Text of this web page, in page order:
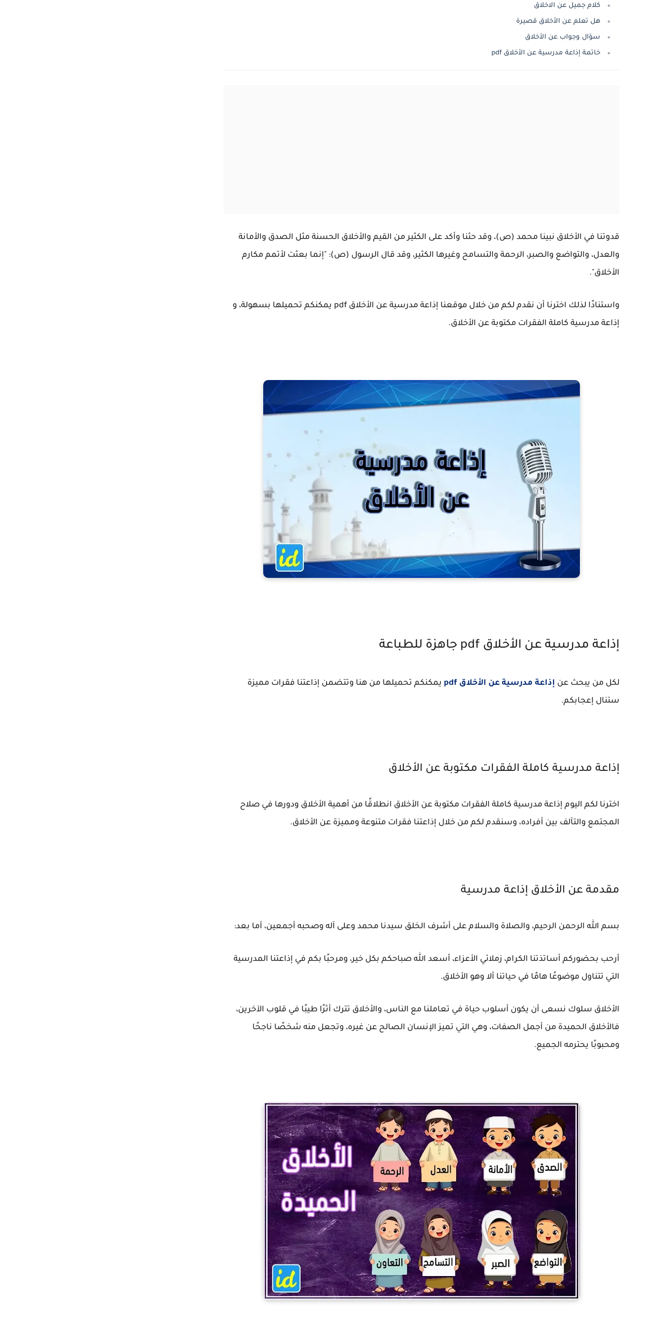
كلام جميل عن الاخلاق
هل تعلم عن الأخلاق قصيرة
سؤال وجواب عن الأخلاق
خاتمة إذاعة مدرسية عن الأخلاق pdf
قدوتنا في الأخلاق نبينا محمد (ص)، وقد حثنا وأكد على الكثير من القيم والأخلاق الحسنة مثل الصدق والأمانة
والعدل، والتواضع والصبر، الرحمة والتسامح وغيرها الكثير، وقد قال الرسول (ص): "إنما بعثت لأتمم مكارم
الأخلاق".
واستنادًا لذلك اخترنا أن نقدم لكم من خلال موقعنا إذاعة مدرسية عن الأخلاق pdf يمكنكم تحميلها بسهولة، و
إذاعة مدرسية كاملة الفقرات مكتوبة عن الأخلاق.
إذاعة مدرسية عن الأخلاق pdf جاهزة للطباعة
لكل من يبحث عن إذاعة مدرسية عن الأخلاق pdf
يمكنكم تحميلها من هنا وتتضمن إذاعتنا فقرات مميزة
ستنال إعجابكم.
إذاعة مدرسية كاملة الفقرات مكتوبة عن الأخلاق
اخترنا لكم اليوم إذاعة مدرسية كاملة الفقرات مكتوبة عن الأخلاق انطلاقًا من أهمية الأخلاق ودورها في صلاح
المجتمع والتآلف بين أفراده، وسنقدم لكم من خلال إذاعتنا فقرات متنوعة ومميزة عن الأخلاق.
مقدمة عن الأخلاق إذاعة مدرسية
بسم الله الرحمن الرحيم، والصلاة والسلام على أشرف الخلق سيدنا محمد وعلى آله وصحبه أجمعين، أما بعد:
أرحب بحضوركم أساتذتنا الكرام، زملائي الأعزاء، أسعد الله صباحكم بكل خير، ومرحبًا بكم في إذاعتنا المدرسية
التي تتناول موضوعًا هامًا في حياتنا ألا وهو الأخلاق.
الأخلاق سلوك نسعى أن يكون أسلوب حياة في تعاملنا مع الناس، والأخلاق تترك أثرًا طيبًا في قلوب الآخرين،
فالأخلاق الحميدة من أجمل الصفات، وهي التي تميز الإنسان الصالح عن غيره، وتجعل منه شخصًا ناجحًا
ومحبوبًا يحترمه الجميع.